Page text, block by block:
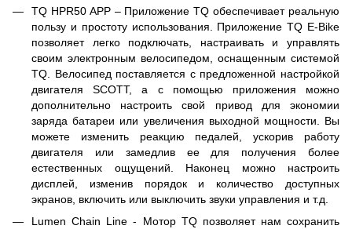
TQ HPR50 APP – Приложение TQ обеспечивает реальную
пользу и простоту использования. Приложение TQ E-Bike
позволяет легко подключать, настраивать и управлять
своим электронным велосипедом, оснащенным системой
TQ. Велосипед поставляется с предложенной настройкой
двигателя SCOTT, а с помощью приложения можно
дополнительно настроить свой привод для экономии
заряда батареи или увеличения выходной мощности. Вы
можете изменить реакцию педалей, ускорив работу
двигателя или замедлив ее для получения более
естественных ощущений. Наконец можно настроить
дисплей, изменив порядок и количество доступных
экранов, включить или выключить звуки управления и т.д.
Lumen Chain Line - Мотор TQ позволяет нам сохранить